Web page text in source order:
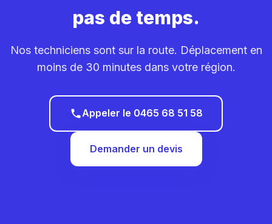
pas de temps.
Nos techniciens sont sur la route. Déplacement en
moins de 30 minutes dans votre région.
Appeler le 0465 68 51 58
Demander un devis